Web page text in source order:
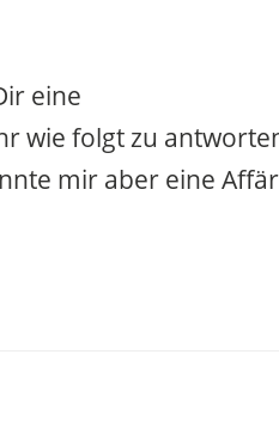
eine
wie folgt zu
mir aber eine